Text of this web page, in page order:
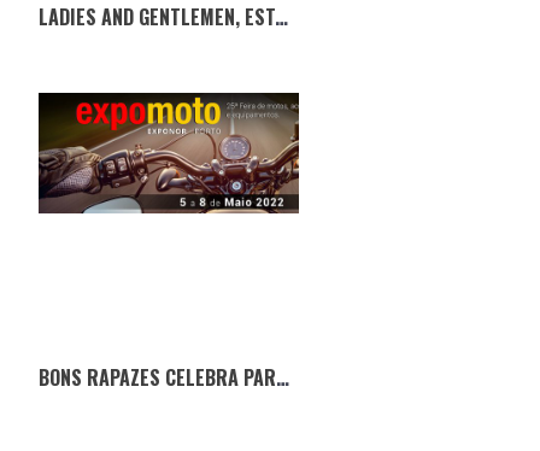
LADIES AND GENTLEMEN, ESTÁ DE VOLTA O THE DISTINGUISHED GENTLEMAN’S RIDE
BONS RAPAZES CELEBRA PARCERIA COM A EXPOMOTO